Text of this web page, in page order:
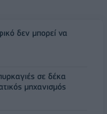
δεν μπορεί να
σε δέκα
μηχανισμός